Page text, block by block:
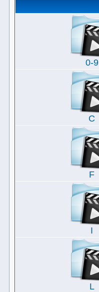
0-9
C
F
I
L